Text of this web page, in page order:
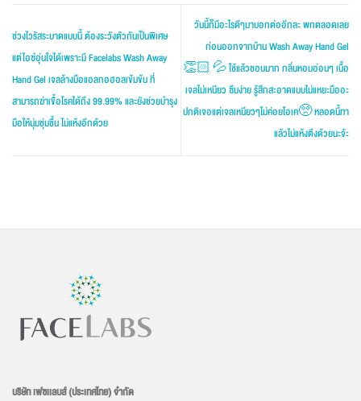
ช่วงไวรัสระบาดแบบนี้ ต้องระวังตัวกันเป็นพิเศษ
แต่ไอซ์อุ่นใจได้เพราะมี Facelabs Wash Away
Hand Gel เจลล้างมือแอลกอฮอลเข้มข้น ที่
สามารถฆ่าเขื้อโรคได้ถึง 99.99% และยังช่วยบำรุง
มือให้นุ่มชุ่มชื้น ไม่แห้งอีกด้วย
วันนี้ก็มีอะไรดีๆมาบอกต่ออีกละ พกตลอดเลย
ก่อนออกจากบ้าน Wash Away Hand Gel
👏🏻 💦 ใช้แล้วชอบมาก กลิ่นหอมอ่อนๆ เนื้อ
เจลไม่เหนียว ซึมง่าย รู้สึกสะอาดแบบไม่แหยะมืออะ
ปกติเจอแต่เจลเหนียวๆไม่ค่อยโอเค🥺 หลอดนี้ทา
แล้วไม่แห้งตึงด้วยนะจ้ะ
บริษัท เฟซเเลบส์ (ประเทศไทย) จำกัด